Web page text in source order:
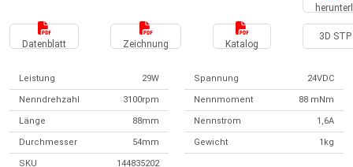
Datenblatt Zeichnung Katalog
3D STP
Leistung 29W Spannung 24VDC
Nenndrehzahl 3100rpm Nennmoment 88 mNm
Länge 88mm Nennstrom 1,6A
Durchmesser 54mm Gewicht 1kg
SKU 144835202